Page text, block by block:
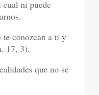
ni puede
te conozcan a ti y
17, 3).
que no se